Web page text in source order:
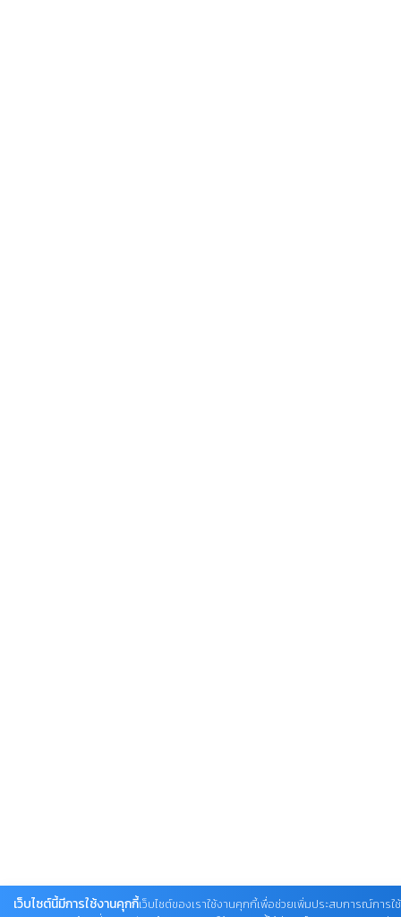
เว็บไซต์นี้มีการใช้งานคุกกี้เว็บไซต์ของเราใช้งานคุกกี้เพื่อช่วยเพิ่มประสบการณ์การใ